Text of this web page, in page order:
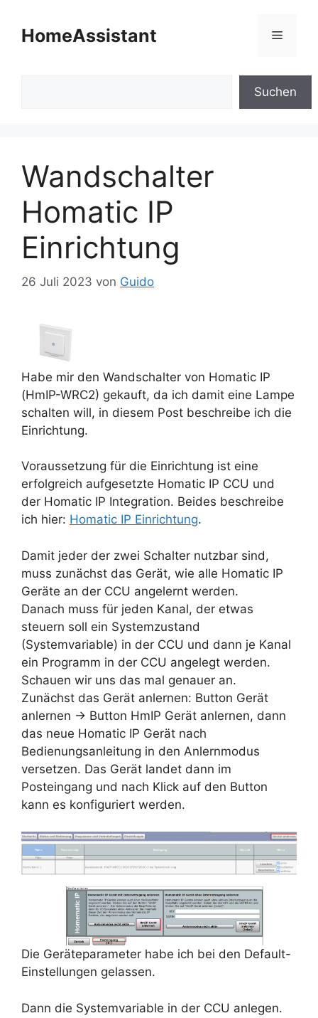
Inhalt
springen
HomeAssistant Menü
Suchen
Wandschalter
Homatic IP
Einrichtung
26 Juli 2023 von Guido
Habe mir den Wandschalter von Homatic IP
(HmIP-WRC2) gekauft, da ich damit eine Lampe
schalten will, in diesem Post beschreibe ich die
Einrichtung.
Voraussetzung für die Einrichtung ist eine
erfolgreich aufgesetzte Homatic IP CCU und
der Homatic IP Integration. Beides beschreibe
ich hier: Homatic IP Einrichtung.
Damit jeder der zwei Schalter nutzbar sind,
muss zunächst das Gerät, wie alle Homatic IP
Geräte an der CCU angelernt werden.
Danach muss für jeden Kanal, der etwas
steuern soll ein Systemzustand
(Systemvariable) in der CCU und dann je Kanal
ein Programm in der CCU angelegt werden.
Schauen wir uns das mal genauer an.
Zunächst das Gerät anlernen: Button Gerät
anlernen -> Button HmIP Gerät anlernen, dann
das neue Homatic IP Gerät nach
Bedienungsanleitung in den Anlernmodus
versetzen. Das Gerät landet dann im
Posteingang und nach Klick auf den Button
kann es konfiguriert werden.
Die Geräteparameter habe ich bei den Default-
Einstellungen gelassen.
Dann die Systemvariable in der CCU anlegen.